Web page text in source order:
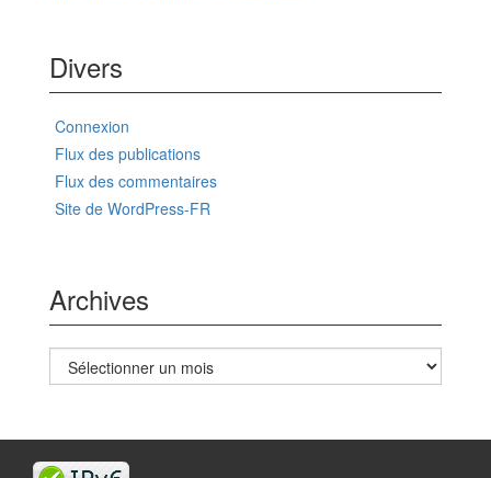
Divers
Connexion
Flux des publications
Flux des commentaires
Site de WordPress-FR
Archives
Archives